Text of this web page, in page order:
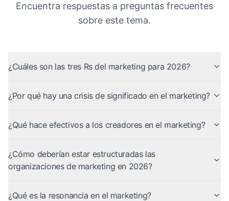
Encuentra respuestas a preguntas frecuentes
sobre este tema.
¿Cuáles son las tres Rs del marketing para 2026?
¿Por qué hay una crisis de significado en el marketing?
¿Qué hace efectivos a los creadores en el marketing?
¿Cómo deberían estar estructuradas las
organizaciones de marketing en 2026?
¿Qué es la resonancia en el marketing?